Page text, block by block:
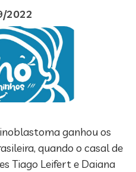
2022
ganhou os
quando o casal de
Tiago Leifert e Daiana